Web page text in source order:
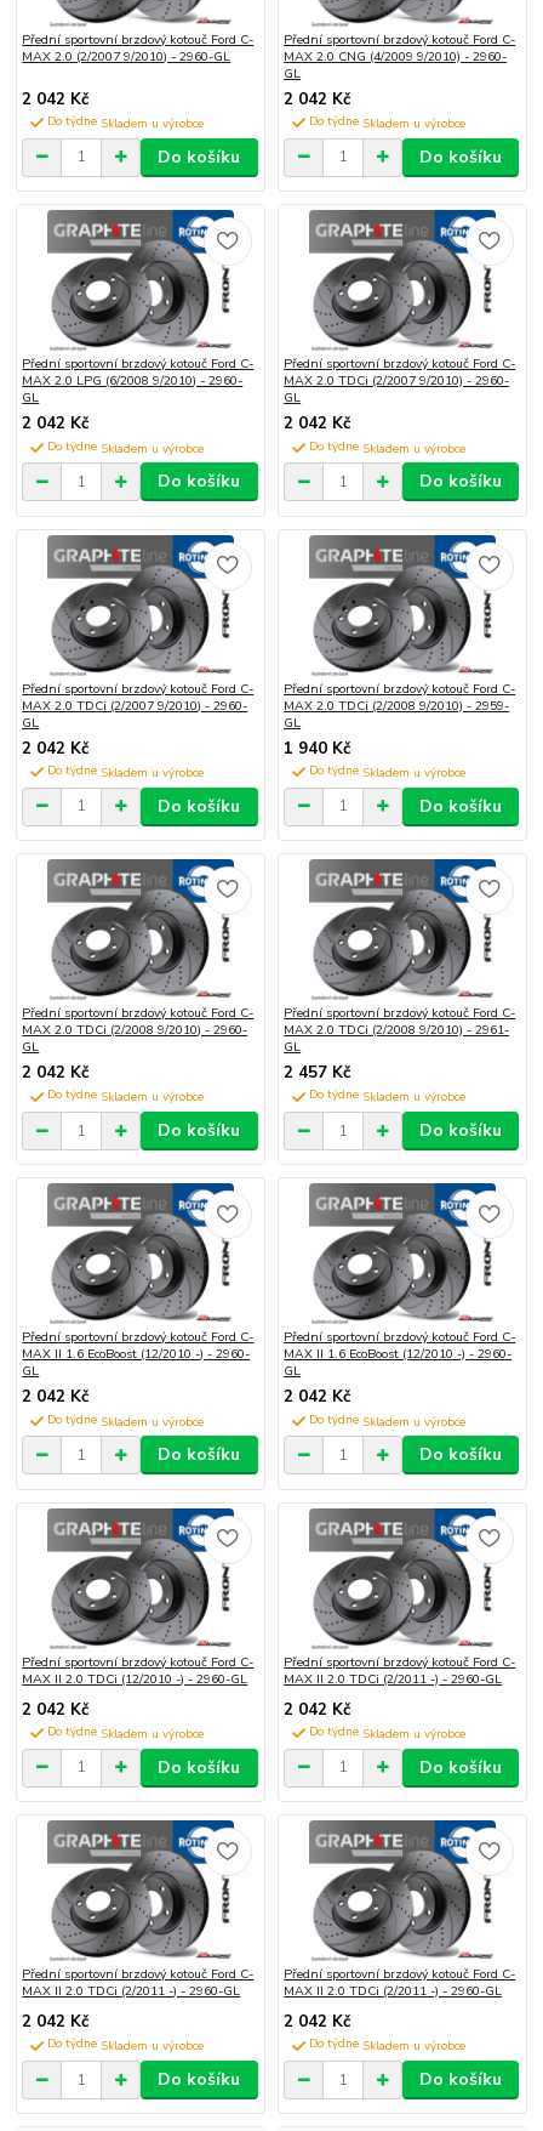
Přední sportovní brzdový kotouč Ford C-
MAX 2.0 (2/2007 9/2010) - 2960-GL
2 042 Kč
Do týdne
Do košíku
Přední sportovní brzdový kotouč Ford C-
MAX 2.0 CNG (4/2009 9/2010) - 2960-
GL
2 042 Kč
Do týdne
Do košíku
Přední sportovní brzdový kotouč Ford C-
MAX 2.0 LPG (6/2008 9/2010) - 2960-
GL
2 042 Kč
Do týdne
Do košíku
Přední sportovní brzdový kotouč Ford C-
MAX 2.0 TDCi (2/2007 9/2010) - 2960-
GL
2 042 Kč
Do týdne
Do košíku
Přední sportovní brzdový kotouč Ford C-
MAX 2.0 TDCi (2/2007 9/2010) - 2960-
GL
2 042 Kč
Do týdne
Do košíku
Přední sportovní brzdový kotouč Ford C-
MAX 2.0 TDCi (2/2008 9/2010) - 2959-
GL
1 940 Kč
Do týdne
Do košíku
Přední sportovní brzdový kotouč Ford C-
MAX 2.0 TDCi (2/2008 9/2010) - 2960-
GL
2 042 Kč
Do týdne
Do košíku
Přední sportovní brzdový kotouč Ford C-
MAX 2.0 TDCi (2/2008 9/2010) - 2961-
GL
2 457 Kč
Do týdne
Do košíku
Přední sportovní brzdový kotouč Ford C-
MAX II 1.6 EcoBoost (12/2010 -) - 2960-
GL
2 042 Kč
Do týdne
Do košíku
Přední sportovní brzdový kotouč Ford C-
MAX II 1.6 EcoBoost (12/2010 -) - 2960-
GL
2 042 Kč
Do týdne
Do košíku
Přední sportovní brzdový kotouč Ford C-
MAX II 2.0 TDCi (12/2010 -) - 2960-GL
2 042 Kč
Do týdne
Do košíku
Přední sportovní brzdový kotouč Ford C-
MAX II 2.0 TDCi (2/2011 -) - 2960-GL
2 042 Kč
Do týdne
Do košíku
Přední sportovní brzdový kotouč Ford C-
MAX II 2.0 TDCi (2/2011 -) - 2960-GL
2 042 Kč
Do týdne
Do košíku
Přední sportovní brzdový kotouč Ford C-
MAX II 2.0 TDCi (2/2011 -) - 2960-GL
2 042 Kč
Do týdne
Do košíku